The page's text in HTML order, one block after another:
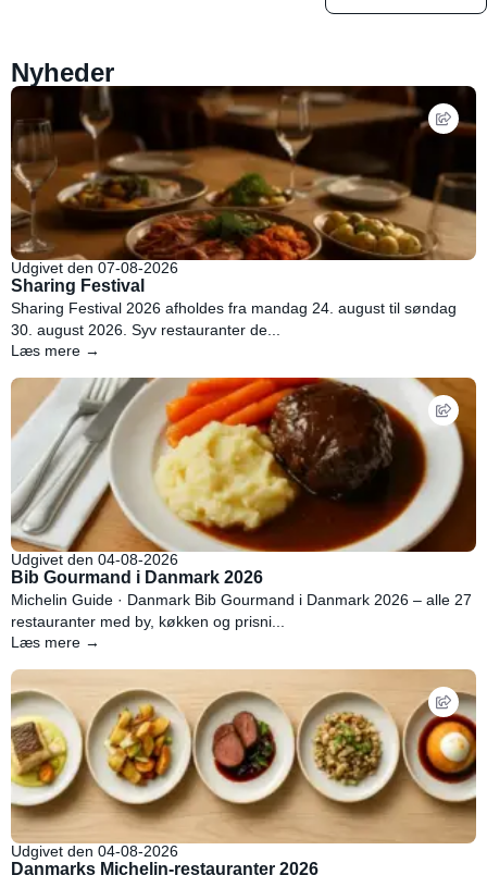
Nyheder
Udgivet den 07-08-2026
Sharing Festival
Sharing Festival 2026 afholdes fra mandag 24. august til søndag
30. august 2026. Syv restauranter de...
Læs mere →
Udgivet den 04-08-2026
Bib Gourmand i Danmark 2026
Michelin Guide · Danmark Bib Gourmand i Danmark 2026 – alle 27
restauranter med by, køkken og prisni...
Læs mere →
Udgivet den 04-08-2026
Danmarks Michelin-restauranter 2026